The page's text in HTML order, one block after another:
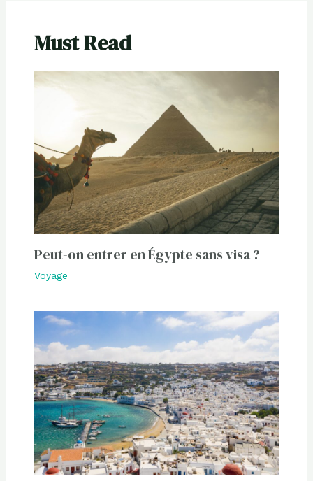
Must Read
Peut-on entrer en Égypte sans visa ?
Voyage